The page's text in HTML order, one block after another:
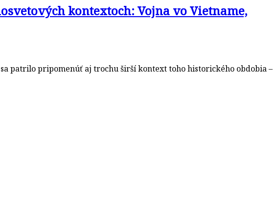
kontextoch: Vojna vo Vietname,
patrilo pripomenúť aj trochu širší kontext toho historického obdobia –